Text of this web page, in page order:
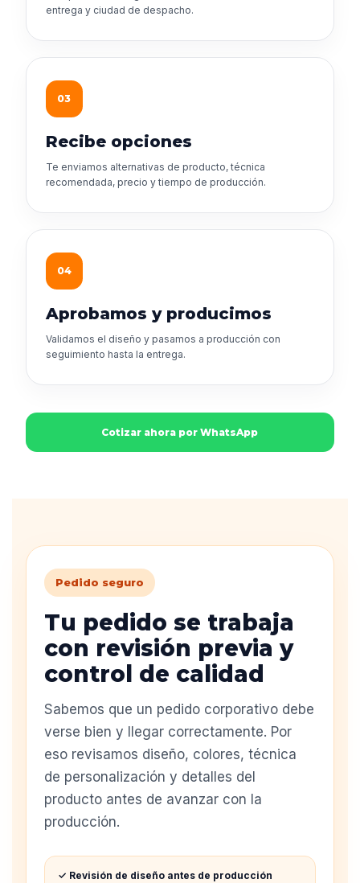
entrega y ciudad de despacho.
03
Recibe opciones
Te enviamos alternativas de producto, técnica
recomendada, precio y tiempo de producción.
04
Aprobamos y producimos
Validamos el diseño y pasamos a producción con
seguimiento hasta la entrega.
Cotizar ahora por WhatsApp
Pedido seguro
Tu pedido se trabaja
con revisión previa y
control de calidad
Sabemos que un pedido corporativo debe
verse bien y llegar correctamente. Por
eso revisamos diseño, colores, técnica
de personalización y detalles del
producto antes de avanzar con la
producción.
✓ Revisión de diseño antes de producción